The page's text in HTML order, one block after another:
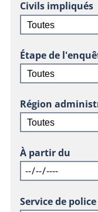
Civils impliqués
Étape de
Région
À partir du
Service de